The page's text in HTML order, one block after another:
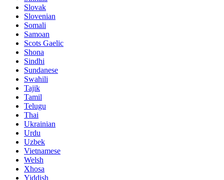
Slovak
Slovenian
Somali
Samoan
Scots Gaelic
Shona
Sindhi
Sundanese
Swahili
Tajik
Tamil
Telugu
Thai
Ukrainian
Urdu
Uzbek
Vietnamese
Welsh
Xhosa
Yiddish